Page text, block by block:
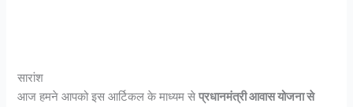
सारांश
आज हमने आपको इस आर्टिकल के माध्यम सेप्रधानमंत्री आवास योजना से